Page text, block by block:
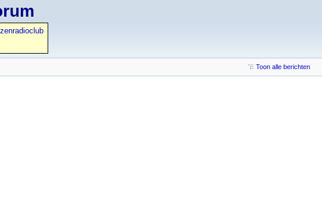
Toon alle berichten